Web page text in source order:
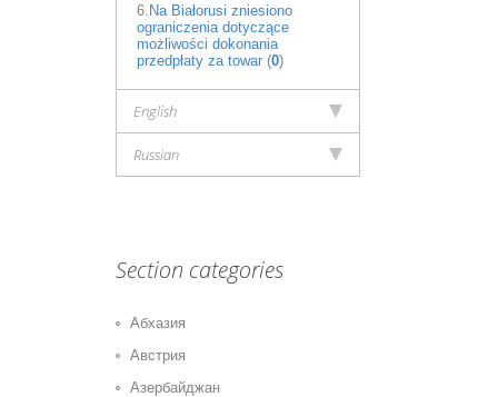
6. Na Białorusi zniesiono
ograniczenia dotyczące
możliwości dokonania
przedpłaty za towar (0)
English
Russian
Section categories
Абхазия
Австрия
Азербайджан